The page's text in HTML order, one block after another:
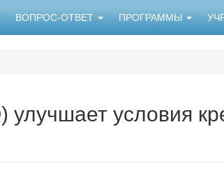
ВОПРОС-ОТВЕТ ПРОГРАММЫ
условия